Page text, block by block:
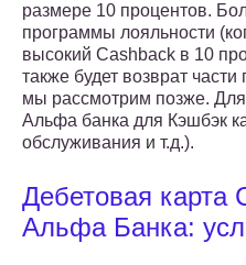
размере 10 процентов.
программы лояльности
высокий Cashback в 10
также будет возврат
мы рассмотрим позже.
Альфа банка для Кэшбэк
обслуживания и т.д.).
Дебетовая карта
Альфа Банка: